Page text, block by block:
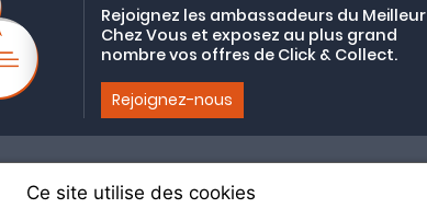
Rejoignez les ambassadeurs du Meilleur
Chez Vous et exposez au plus grand
nombre vos offres de Click & Collect.
Rejoignez-nous
Ce site utilise des cookies